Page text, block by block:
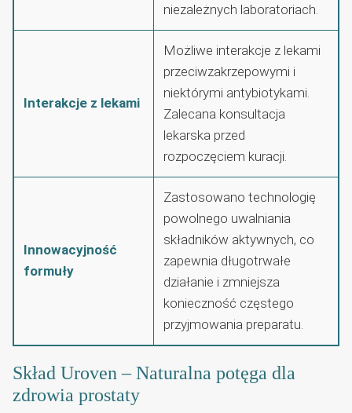
niezależnych laboratoriach.
Interakcje z lekami
Możliwe interakcje z lekami
przeciwzakrzepowymi i
niektórymi antybiotykami.
Zalecana konsultacja
lekarska przed
rozpoczęciem kuracji.
Innowacyjność
formuły
Zastosowano technologię
powolnego uwalniania
składników aktywnych, co
zapewnia długotrwałe
działanie i zmniejsza
konieczność częstego
przyjmowania preparatu.
Skład Uroven – Naturalna potęga dla
zdrowia prostaty